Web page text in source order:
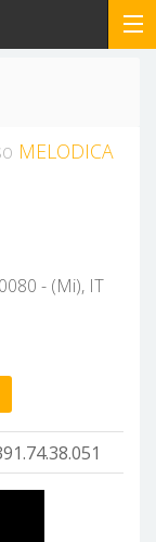
MELODICA
Verdi, 18 - Vermezzo, 20080 - (Mi), IT